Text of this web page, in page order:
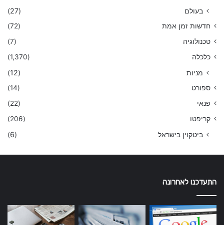
בעולם (27)
חדשות זמן אמת
(72)
טכנולוגיה
(7)
כלכלה
(1,370)
מניות (12)
ספורט
(14)
פנאי
(22)
קריפטו
(206)
ביטקוין בישראל (6)
התעדכנו לאחרונה